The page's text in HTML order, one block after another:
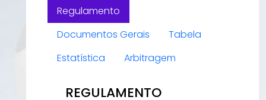
Regulamento
Documentos Gerais
Tabela
Estatística
Arbitragem
REGULAMENTO